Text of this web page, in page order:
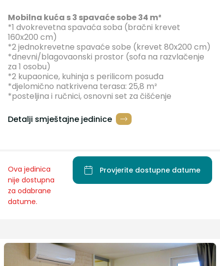
Mobilna kuća s 3 spavaće sobe 34 m²
*1 dvokrevetna spavaća soba (bračni krevet
160x200 cm)
*2 jednokrevetne spavaće sobe (krevet 80x200 cm)
*dnevni/blagovaonski prostor (sofa na razvlačenje
za 1 osobu)
*2 kupaonice, kuhinja s perilicom posuđa
*djelomično natkrivena terasa: 25,8 m²
*posteljina i ručnici, osnovni set za čišćenje
Detalji smještajne jedinice
Ova jedinica
nije dostupna
za odabrane
datume.
Provjerite dostupne datume